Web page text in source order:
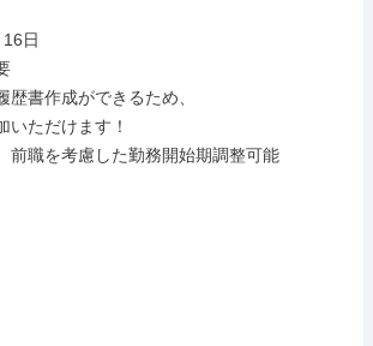
日
書作成ができるため、
いただけます！
前職を考慮した勤務開始期調整可能